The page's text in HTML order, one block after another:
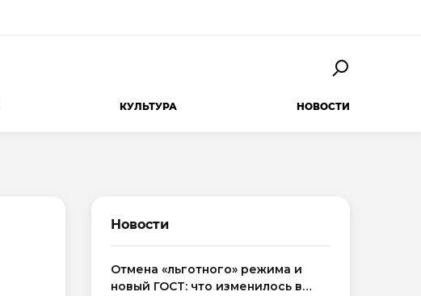
КУЛЬТУРА НОВОСТИ
Новости
Отмена «льготного» режима и
новый ГОСТ: что изменилось в